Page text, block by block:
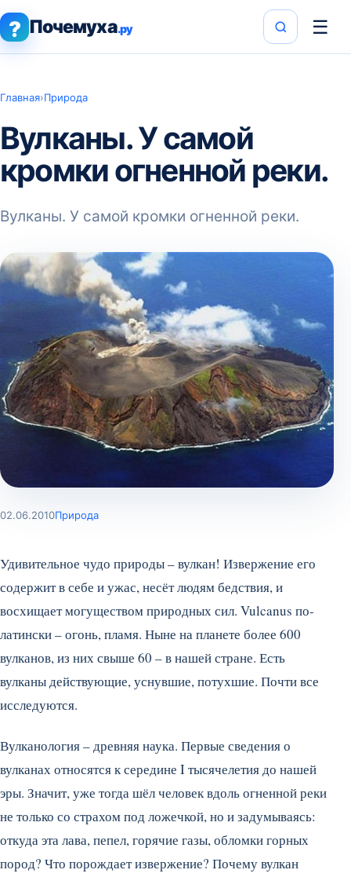
? Почемуха.ру ☰
Главная›Природа
Вулканы. У самой
кромки огненной реки.
Вулканы. У самой кромки огненной реки.
02.06.2010Природа
Удивительное чудо природы – вулкан! Извержение его
содержит в себе и ужас, несёт людям бедствия, и
восхищает могуществом природных сил. Vulcanus по-
латински – огонь, пламя. Ныне на планете более 600
вулканов, из них свыше 60 – в нашей стране. Есть
вулканы действующие, уснувшие, потухшие. Почти все
исследуются.
Вулканология – древняя наука. Первые сведения о
вулканах относятся к середине I тысячелетия до нашей
эры. Значит, уже тогда шёл человек вдоль огненной реки
не только со страхом под ложечкой, но и задумываясь:
откуда эта лава, пепел, горячие газы, обломки горных
пород? Что порождает извержение? Почему вулкан